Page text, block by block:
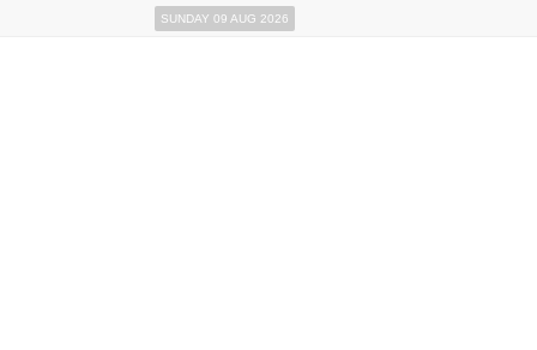
SUNDAY 09 AUG 2026